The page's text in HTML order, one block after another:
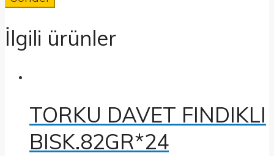
İlgili ürünler
TORKU DAVET FINDIKLI
BISK.82GR*24